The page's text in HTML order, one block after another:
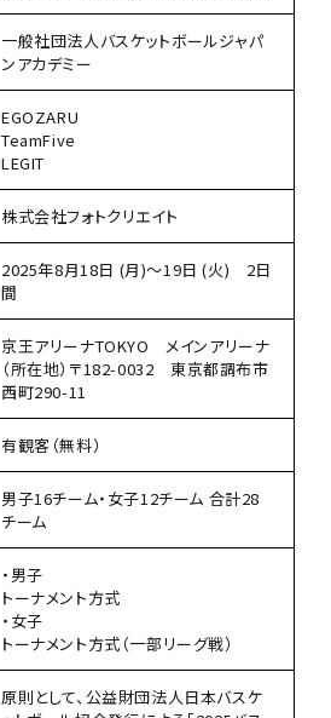
一般社団法人バスケットボールジャパ
ンアカデミー
EGOZARU
TeamFive
LEGIT
株式会社フォトクリエイト
2025年8月18日 (月)～19日 (火) 2日
間
京王アリーナTOKYO メインアリーナ
（所在地）〒182-0032 東京都調布市
西町290-11
有観客（無料）
男子16チーム・女子12チーム 合計28
チーム
・男子
トーナメント方式
・女子
トーナメント方式（一部リーグ戦）
原則として、公益財団法人日本バスケ